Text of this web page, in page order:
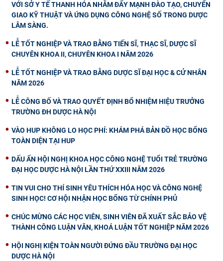
VỚI SỞ Y TẾ THANH HÓA NHẰM ĐẨY MẠNH ĐÀO TẠO, CHUYỂN
GIAO KỸ THUẬT VÀ ỨNG DỤNG CÔNG NGHỆ SỐ TRONG DƯỢC
LÂM SÀNG.
LỄ TỐT NGHIỆP VÀ TRAO BẰNG TIẾN SĨ, THẠC SĨ, DƯỢC SĨ
CHUYÊN KHOA II, CHUYÊN KHOA I NĂM 2026
LỄ TỐT NGHIỆP VÀ TRAO BẰNG DƯỢC SĨ ĐẠI HỌC & CỬ NHÂN
NĂM 2026
LỄ CÔNG BỐ VÀ TRAO QUYẾT ĐỊNH BỔ NHIỆM HIỆU TRƯỞNG
TRƯỜNG ĐH DƯỢC HÀ NỘI
VÀO HUP KHÔNG LO HỌC PHÍ: KHÁM PHÁ BẢN ĐỒ HỌC BỔNG
TOÀN DIỆN TẠI HUP
DẤU ẤN HỘI NGHỊ KHOA HỌC CÔNG NGHỆ TUỔI TRẺ TRƯỜNG
ĐẠI HỌC DƯỢC HÀ NỘI LẦN THỨ XXIII NĂM 2026
TIN VUI CHO THÍ SINH YÊU THÍCH HÓA HỌC VÀ CÔNG NGHỆ
SINH HỌC! CƠ HỘI NHẬN HỌC BỔNG TỪ CHÍNH PHỦ
CHÚC MỪNG CÁC HỌC VIÊN, SINH VIÊN ĐÃ XUẤT SẮC BẢO VỆ
THÀNH CÔNG LUẬN VĂN, KHOÁ LUẬN TỐT NGHIỆP NĂM 2026
HỘI NGHỊ KIỆN TOÀN NGƯỜI ĐỨNG ĐẦU TRƯỜNG ĐẠI HỌC
DƯỢC HÀ NỘI